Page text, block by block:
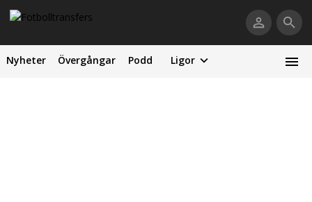
Nyheter Övergångar Podd Ligor